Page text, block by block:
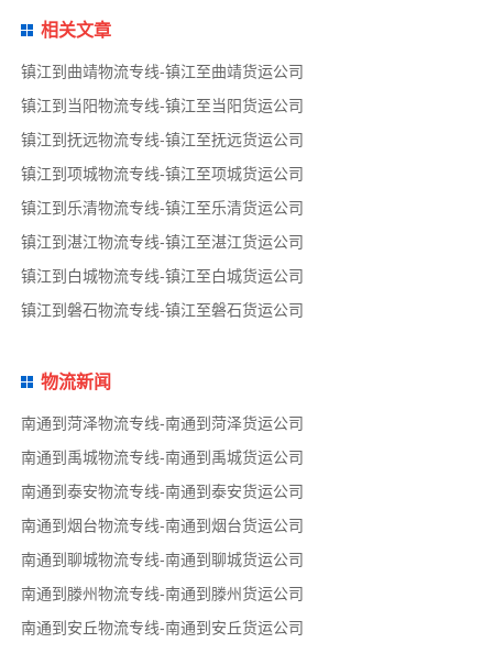
相关文章
镇江到曲靖物流专线-镇江至曲靖货运公司
镇江到当阳物流专线-镇江至当阳货运公司
镇江到抚远物流专线-镇江至抚远货运公司
镇江到项城物流专线-镇江至项城货运公司
镇江到乐清物流专线-镇江至乐清货运公司
镇江到湛江物流专线-镇江至湛江货运公司
镇江到白城物流专线-镇江至白城货运公司
镇江到磐石物流专线-镇江至磐石货运公司
物流新闻
南通到菏泽物流专线-南通到菏泽货运公司
南通到禹城物流专线-南通到禹城货运公司
南通到泰安物流专线-南通到泰安货运公司
南通到烟台物流专线-南通到烟台货运公司
南通到聊城物流专线-南通到聊城货运公司
南通到滕州物流专线-南通到滕州货运公司
南通到安丘物流专线-南通到安丘货运公司